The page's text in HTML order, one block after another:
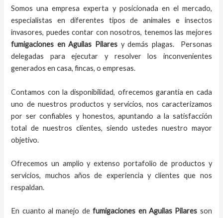
Somos una empresa experta y posicionada en el mercado,
especialistas en diferentes tipos de animales e insectos
invasores, puedes contar con nosotros, tenemos las mejores
fumigaciones enAguilas Pilares y demás plagas. Personas
delegadas para ejecutar y resolver los inconvenientes
generados en casa, fincas, o empresas.
Contamos con la disponibilidad, ofrecemos garantía en cada
uno de nuestros productos y servicios, nos caracterizamos
por ser confiables y honestos, apuntando a la satisfacción
total de nuestros clientes, siendo ustedes nuestro mayor
objetivo.
Ofrecemos un amplio y extenso portafolio de productos y
servicios, muchos años de experiencia y clientes que nos
respaldan.
En cuanto almanejo defumigaciones en Aguilas Pilares son